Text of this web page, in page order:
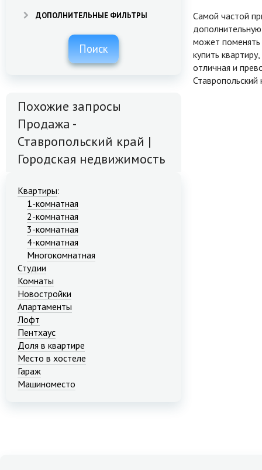
ДОПОЛНИТЕЛЬНЫЕ ФИЛЬТРЫ
Поиск
Похожие запросы
Продажа -
Ставропольский край |
Городская недвижимость
Квартиры:
1-комнатная
2-комнатная
3-комнатная
4-комнатная
Многокомнатная
Студии
Комнаты
Новостройки
Апартаменты
Лофт
Пентхаус
Доля в квартире
Место в хостеле
Гараж
Машиноместо
Самой частой
может поменять
купить
отличная и
Ставропольский